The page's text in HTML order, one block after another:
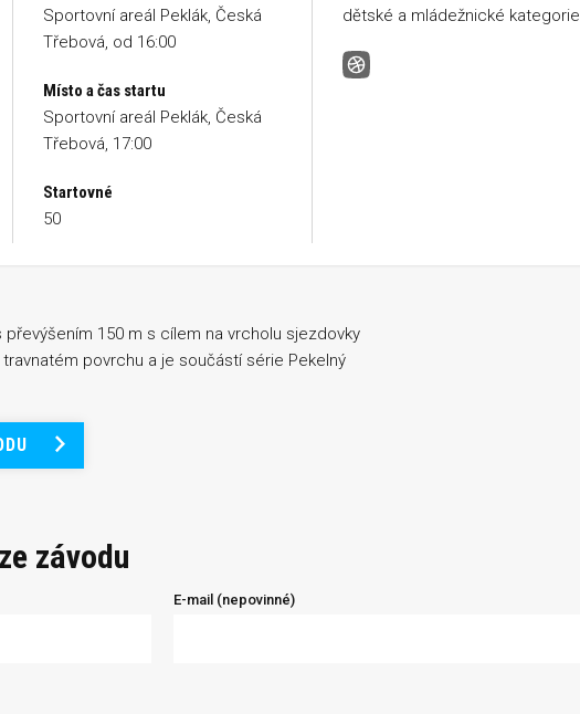
Sportovní areál Peklák, Česká
Třebová, od 16:00
Místo a čas startu
Sportovní areál Peklák, Česká
Třebová, 17:00
Startovné
50
dětské a mládežnické kategorie
1. Pekelný kilometr
150 m s cílem na vrcholu sjezdovky
povrchu a je součástí série Pekelný
závodu
E-mail (nepovinné)